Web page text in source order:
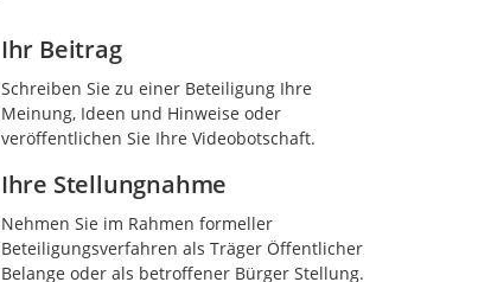
Ihr Beitrag
Schreiben Sie zu einer Beteiligung Ihre
Meinung, Ideen und Hinweise oder
veröffentlichen Sie Ihre Videobotschaft.
Ihre Stellungnahme
Nehmen Sie im Rahmen formeller
Beteiligungsverfahren als Träger Öffentlicher
Belange oder als betroffener Bürger Stellung.